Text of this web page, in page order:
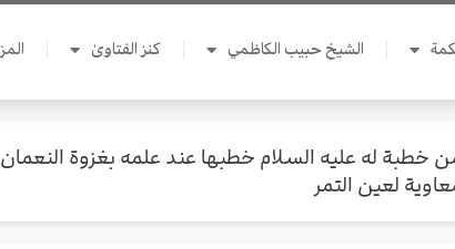
الشيخ حبيب الكاظمي كنز الفتاوىٰ
خطبة له عليه السلام خطبها عند علمه بغزوة
لعين التمر